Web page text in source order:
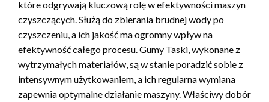
które odgrywają kluczową rolę w efektywności maszyn
czyszczących. Służą do zbierania brudnej wody po
czyszczeniu, a ich jakość ma ogromny wpływ na
efektywność całego procesu. Gumy Taski, wykonane z
wytrzymałych materiałów, są w stanie poradzić sobie z
intensywnym użytkowaniem, a ich regularna wymiana
zapewnia optymalne działanie maszyny. Właściwy dobór